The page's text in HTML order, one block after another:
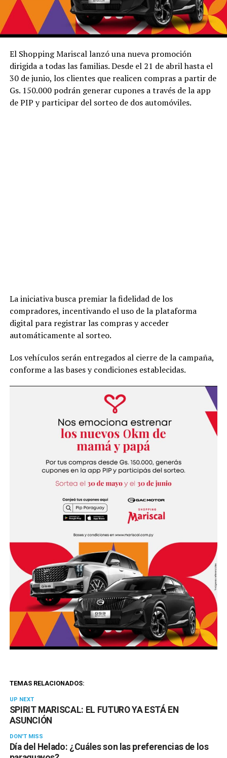
El Shopping Mariscal lanzó una nueva promoción
dirigida a todas las familias. Desde el 21 de abril hasta el
30 de junio, los clientes que realicen compras a partir de
Gs. 150.000 podrán generar cupones a través de la app
de PIP y participar del sorteo de dos automóviles.
La iniciativa busca premiar la fidelidad de los
compradores, incentivando el uso de la plataforma
digital para registrar las compras y acceder
automáticamente al sorteo.
Los vehículos serán entregados al cierre de la campaña,
conforme a las bases y condiciones establecidas.
TEMAS RELACIONADOS:
UP NEXT
SPIRIT MARISCAL: EL FUTURO YA ESTÁ EN
ASUNCIÓN
DON'T MISS
Día del Helado: ¿Cuáles son las preferencias de los